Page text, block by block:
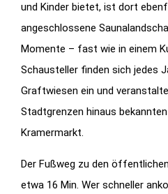
und Kinder bietet, ist dort
angeschlossene
Momente – fast wie in einem
Schausteller finden sich jedes
Graftwiesen ein und
Stadtgrenzen hinaus
Kramermarkt.
Der Fußweg zu den
etwa 16 Min. Wer schneller